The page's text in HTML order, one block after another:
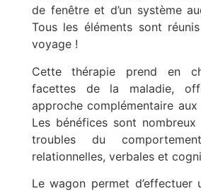
de fenêtre et d’un système
Tous les éléments sont
voyage !
Cette thérapie prend en
facettes de la maladie,
approche complémentaire
Les bénéfices sont
troubles du
relationnelles, verbales et
Le wagon permet d’effectuer